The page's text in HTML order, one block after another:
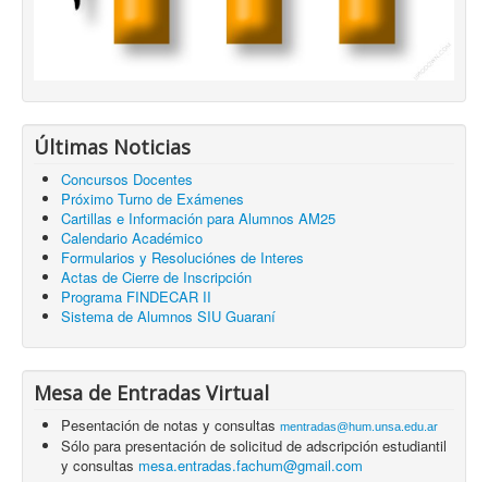
Últimas Noticias
Concursos Docentes
Próximo Turno de Exámenes
Cartillas e Información para Alumnos AM25
Calendario Académico
Formularios y Resoluciónes de Interes
Actas de Cierre de Inscripción
Programa FINDECAR II
Sistema de Alumnos SIU Guaraní
Mesa de Entradas Virtual
Pesentación de notas y consultas mentradas@hum.unsa.edu.ar
Sólo para presentación de solicitud de adscripción estudiantil
y consultas mesa.entradas.fachum@gmail.com